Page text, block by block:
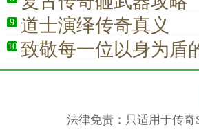
9 道士演绎传奇真义
10 致敬每一位以身为盾
法律免责：只适用于传